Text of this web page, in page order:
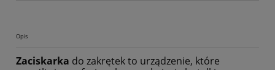
Opis
Zaciskarka do zakrętek to urządzenie, które